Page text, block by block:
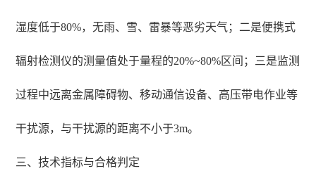
湿度低于80%，无雨、雪、雷暴等恶劣天气；二是便携式
辐射检测仪的测量值处于量程的20%~80%区间；三是监测
过程中远离金属障碍物、移动通信设备、高压带电作业等
干扰源，与干扰源的距离不小于3m。
三、技术指标与合格判定